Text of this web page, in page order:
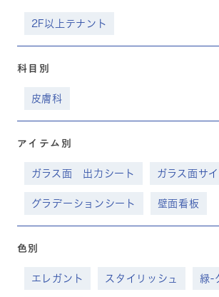
2F以上テナント
科目別
皮膚科
アイテム別
ガラス面 出力シート ガラス面サ
グラデーションシート 壁面看板
色別
エレガント スタイリッシュ 緑-